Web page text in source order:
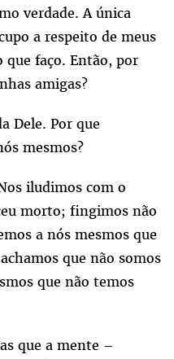
verdade. A única
a respeito de meus
que faço. Então, por
amigas?
Dele. Por que
mesmos?
iludimos com o
morto; fingimos não
a nós mesmos que
que não somos
que não temos
que a mente –